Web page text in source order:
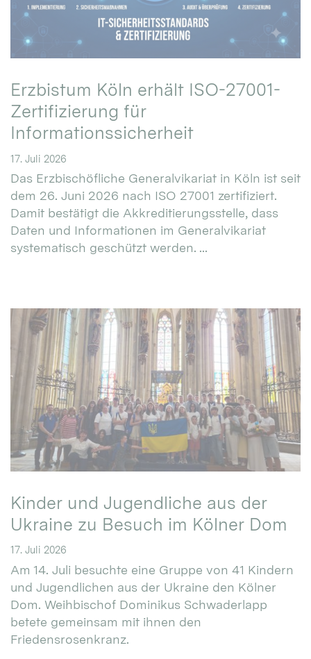
Erzbistum Köln erhält ISO-27001-
Zertifizierung für
Informationssicherheit
17. Juli 2026
Das Erzbischöfliche Generalvikariat in Köln ist seit
dem 26. Juni 2026 nach ISO 27001 zertifiziert.
Damit bestätigt die Akkreditierungsstelle, dass
Daten und Informationen im Generalvikariat
systematisch geschützt werden. ...
Kinder und Jugendliche aus der
Ukraine zu Besuch im Kölner Dom
17. Juli 2026
Am 14. Juli besuchte eine Gruppe von 41 Kindern
und Jugendlichen aus der Ukraine den Kölner
Dom. Weihbischof Dominikus Schwaderlapp
betete gemeinsam mit ihnen den
Friedensrosenkranz.